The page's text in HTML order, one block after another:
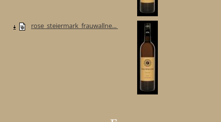
rose_steiermark_frauwallne...